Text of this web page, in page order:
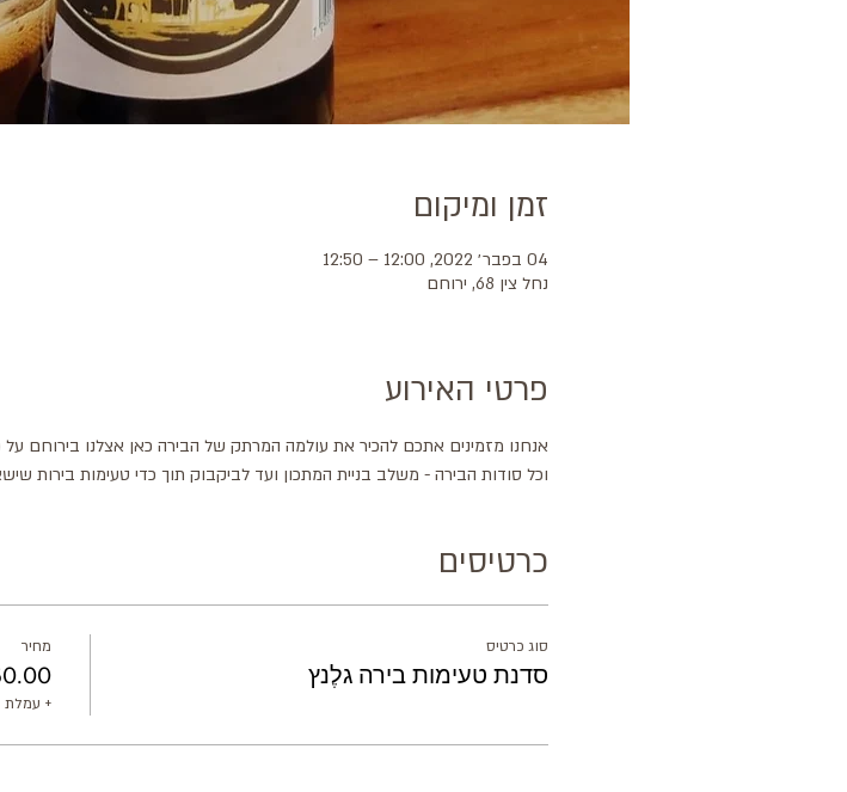
זמן ומיקום
04 בפבר׳ 2022, 12:00 – 12:50
נחל צין 68, ירוחם
פרטי האירוע
אנחנו מזמינים אתכם להכיר את עולמה המרתק של הבירה כאן אצלנו בירוחם על
וכל סודות הבירה - משלב בניית המתכון ועד לביקבוק תוך כדי טעימות בירות
כרטיסים
סוג כרטיס
סדנת טעימות בירה גלֶנץ
מחיר
+ עמלת